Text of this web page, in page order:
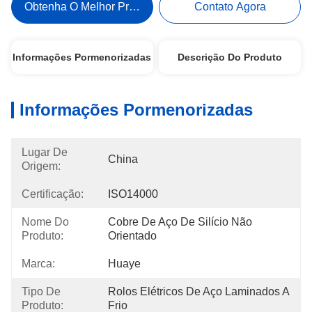
Obtenha O Melhor Preço Contato Agora
Informações Pormenorizadas Descrição Do Produto
Informações Pormenorizadas
Lugar De
Origem:
China
Certificação: ISO14000
Nome Do
Produto:
Cobre De Aço De Silício Não
Orientado
Marca: Huaye
Tipo De
Produto:
Rolos Elétricos De Aço Laminados A
Frio